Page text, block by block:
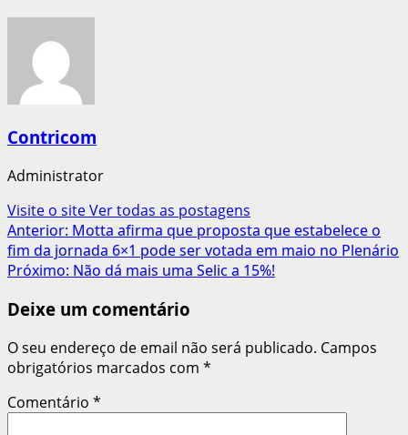
Contricom
Administrator
Visite o siteVer todas as postagens
Navegação
de
artigos
Anterior: Motta afirma que proposta que estabelece o
fim da jornada 6×1 pode ser votada em maio no Plenário
Próximo: Não dá mais uma Selic a 15%!
Deixe um comentário
O seu endereço de email não será publicado. Campos
obrigatórios marcados com *
Comentário *